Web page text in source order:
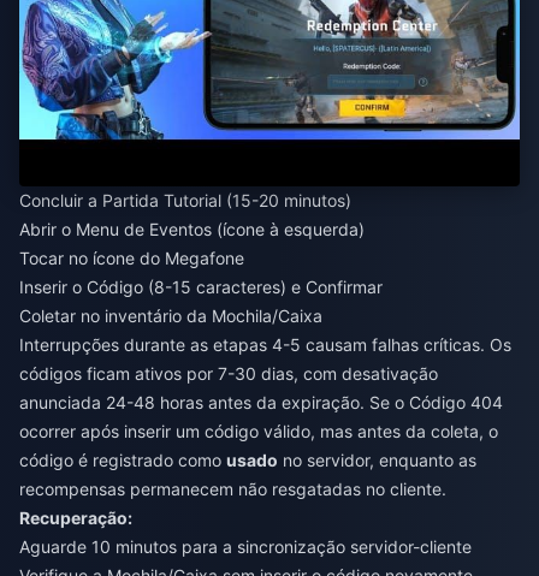
Concluir a Partida Tutorial (15-20 minutos)
Abrir o Menu de Eventos (ícone à esquerda)
Tocar no ícone do Megafone
Inserir o Código (8-15 caracteres) e Confirmar
Coletar no inventário da Mochila/Caixa
Interrupções durante as etapas 4-5 causam falhas críticas. Os
códigos ficam ativos por 7-30 dias, com desativação
anunciada 24-48 horas antes da expiração. Se o Código 404
ocorrer após inserir um código válido, mas antes da coleta, o
código é registrado como usado no servidor, enquanto as
recompensas permanecem não resgatadas no cliente.
Recuperação:
Aguarde 10 minutos para a sincronização servidor-cliente